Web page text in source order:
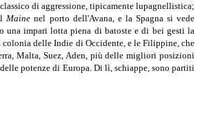
di aggressione, tipicamente lupagnellistica;
Maine nel porto dell'Avana, e la Spagna si vede
una impari lotta piena di batoste e di bei gesti la
colonia delle Indie di Occidente, e le Filippine, che
Malta, Suez, Aden, più delle migliori posizioni
potenze di Europa. Di lì, schiappe, sono partiti